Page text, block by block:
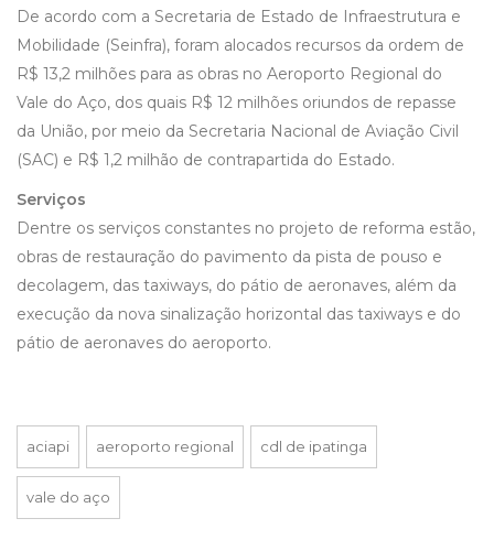
De acordo com a Secretaria de Estado de Infraestrutura e
Mobilidade (Seinfra), foram alocados recursos da ordem de
R$ 13,2 milhões para as obras no Aeroporto Regional do
Vale do Aço, dos quais R$ 12 milhões oriundos de repasse
da União, por meio da Secretaria Nacional de Aviação Civil
(SAC) e R$ 1,2 milhão de contrapartida do Estado.
Serviços
Dentre os serviços constantes no projeto de reforma estão,
obras de restauração do pavimento da pista de pouso e
decolagem, das taxiways, do pátio de aeronaves, além da
execução da nova sinalização horizontal das taxiways e do
pátio de aeronaves do aeroporto.
aciapi aeroporto regional cdl de ipatinga
vale do aço